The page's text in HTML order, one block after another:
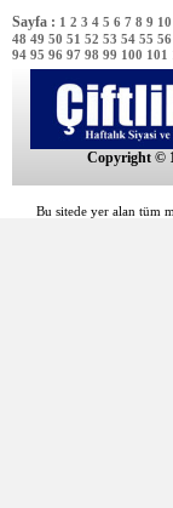
Sayfa : 1 2 3 4 5 6 7 8 9 10
48 49 50 51 52 53 54 55 56
94 95 96 97 98 99 100 101
Copyright ©
Bu sitede yer alan tüm